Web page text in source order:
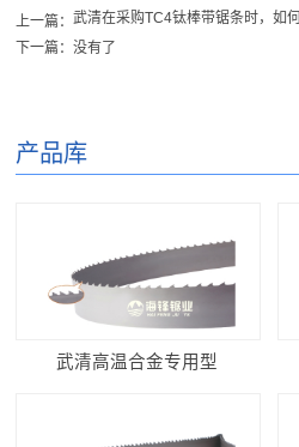
上一篇：武清在采购TC4钛棒带锯条时，如
下一篇：没有了
产品库
武清高温合金专用型